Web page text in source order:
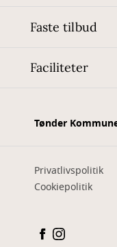
Faste tilbud
Faciliteter
Tønder
Privatlivspolitik
Cookiepolitik